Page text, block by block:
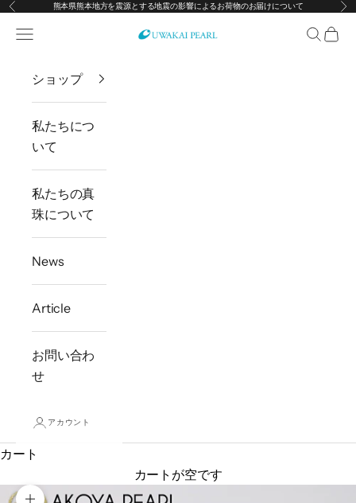
コンテンツへスキップ
前へ 熊本県熊本地方を震源とする地震の影響によるお荷物のお届けについて 次
宇和海真珠
メニューを開く 検索を
カー
ショップ
私たちにつ
いて
私たちの真
珠について
News
Article
お問い合わ
せ
アカウント
カート
カートが空です